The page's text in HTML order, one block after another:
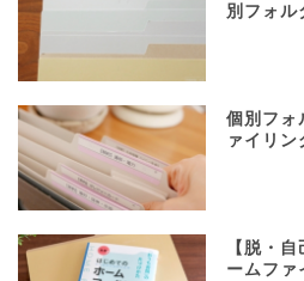
別フォル
個別フォ
ァイリン
【脱・
ームファ